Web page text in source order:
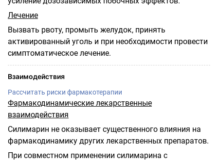
Лечение
Вызвать рвоту, промыть желудок, принять
активированный уголь и при необходимости провести
симптоматическое лечение.
Взаимодействия
Рассчитать риски фармакотерапии
Фармакодинамические лекарственные
взаимодействия
Силимарин не оказывает существенного влияния на
фармакодинамику других лекарственных препаратов.
При совместном применении силимарина с